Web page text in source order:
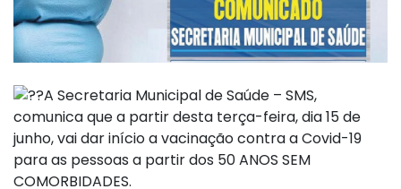
A Secretaria Municipal de Saúde – SMS,
comunica que a partir desta terça-feira, dia 15 de
junho, vai dar início a vacinação contra a Covid-19
para as pessoas a partir dos 50 ANOS SEM
COMORBIDADES.